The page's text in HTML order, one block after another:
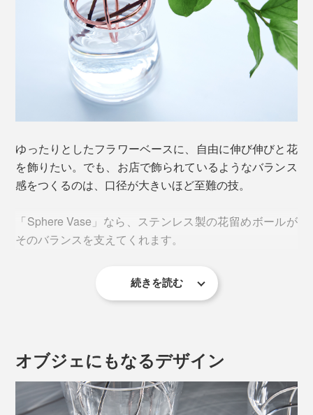
ゆったりとしたフラワーベースに、自由に伸び伸びと花
を飾りたい。でも、お店で飾られているようなバランス
感をつくるのは、口径が大きいほど至難の技。
「Sphere Vase」なら、ステンレス製の花留めボールが
そのバランスを支えてくれます。
続きを読む
オブジェにもなるデザイン